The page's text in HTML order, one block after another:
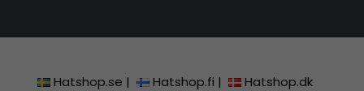
Hatshop.se | Hatshop.fi |
Hatshop.dk